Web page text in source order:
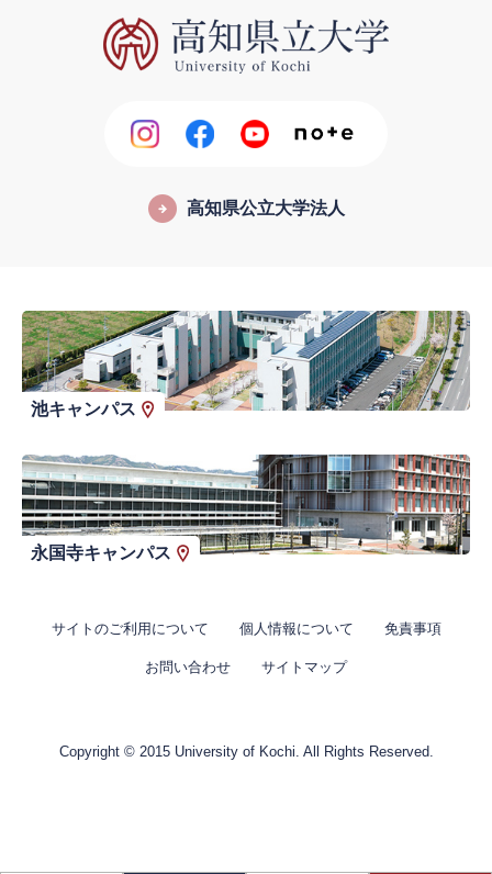
高知県公立大学法人
池キャンパス
永国寺キャンパス
サイトのご利用について 個人情報について 免責事項
お問い合わせ サイトマップ
Copyright © 2015 University of Kochi. All Rights Reserved.